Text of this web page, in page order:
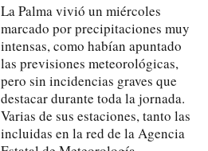
La Palma vivió un miércoles
marcado por precipitaciones muy
intensas, como habían apuntado
las previsiones meteorológicas,
pero sin incidencias graves que
destacar durante toda la jornada.
Varias de sus estaciones, tanto las
incluidas en la red de la Agencia